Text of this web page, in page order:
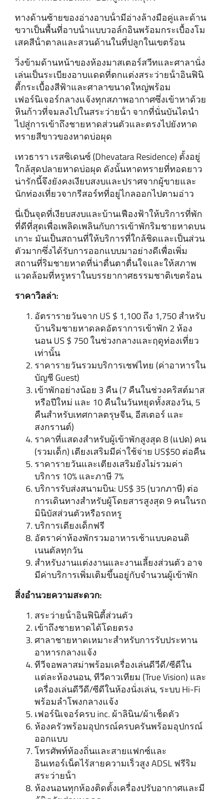
ทางด้านซ้ายของอ่างอาบน้ํามีอ่างล้างมือคู่และด้าน
ขวาเป็นพื้นที่อาบน้ําแบบวอล์กอินพร้อมกระเบื้องโม
เสคสีน้ําตาลและสวนด้านในที่ปลูกในเขตร้อน
วิ่งข้ามด้านหน้าของห้องมาสเตอร์สวีทและศาลานั่ง
เล่นเป็นระเบียงอาบแดดที่ตกแต่งสระว่ายน้ําอินฟินิ
ตี้กระเบื้องสีฟ้าและศาลาขนาดใหญ่พร้อม
เฟอร์นิเจอร์กลางแจ้งทุกสภาพอากาศซึ่งเข้าหาด้วย
หินก้าวที่จมลงไปในสระว่ายน้ํา จากที่นั่นบันไดนํา
ไปสู่การเข้าถึงชายหาดส่วนตัวและตรงไปยังหาด
ทรายสีขาวของหาดบ่อผุด
เทวธารา เรสซิเดนซ์ (Dhevatara Residence) ตั้งอยู่
ใกล้สุดปลายหาดบ่อผุด ดังนั้นหาดทรายที่ทอดยาว
น่ารักนี้จึงยังคงเงียบสงบและปราศจากผู้ขายและ
นักท่องเที่ยวจากรีสอร์ทที่อยู่ไกลออกไปตามอ่าว
นี่เป็นจุดที่เงียบสงบและบ้านเฟืองฟ้าให้บริการที่พัก
ที่ดีที่สุดเพื่อเพลิดเพลินกับการเข้าพักริมชายหาดบน
เกาะ มันเป็นสถานที่ให้บริการที่ใกล้ชิดและเป็นส่วน
ตัวมากซึ่งได้รับการออกแบบมาอย่างดีเพื่อเพิ่ม
สถานที่ริมชายหาดที่น่าตื่นตาตื่นใจและให้สภาพ
แวดล้อมที่หรูหราในบรรยากาศธรรมชาติเขตร้อน
ราคาวิลล่า:
อัตรารายวันจาก US $ 1,100 ถึง 1,750 สําหรับ
บ้านริมชายหาดลดอัตราการเข้าพัก 2 ห้อง
นอน US $ 750 ในช่วงกลางและฤดูท่องเที่ยว
เท่านั้น
ราคารายวันรวมบริการเชฟไทย (ค่าอาหารใน
บัญชี Guest)
เข้าพักอย่างน้อย 3 คืน (7 คืนในช่วงคริสต์มาส
หรือปีใหม่ และ 10 คืนในวันหยุดทั้งสองวัน, 5
คืนสําหรับเทศกาลตรุษจีน, อีสเตอร์ และ
สงกรานต์)
ราคาที่แสดงสําหรับผู้เข้าพักสูงสุด 8 (แปด) คน
(รวมเด็ก) เตียงเสริมมีค่าใช้จ่าย US$50 ต่อคืน
ราคารายวันและเตียงเสริมยังไม่รวมค่า
บริการ 10% และภาษี 7%
บริการรับส่งสนามบิน: US$ 35 (บวกภาษี) ต่อ
การเดินทางสําหรับผู้โดยสารสูงสุด 9 คนในรถ
มินิบัสส่วนตัวหรือรถหรู
บริการเตียงเด็กฟรี
อัตราค่าห้องพักรวมอาหารเช้าแบบคอนติ
เนนตัลทุกวัน
สําหรับงานแต่งงานและงานเลี้ยงส่วนตัว อาจ
มีค่าบริการเพิ่มเติมขึ้นอยู่กับจํานวนผู้เข้าพัก
สิ่งอํานวยความสะดวก:
สระว่ายน้ําอินฟินิตี้ส่วนตัว
เข้าถึงชายหาดได้โดยตรง
ศาลาชายหาดเหมาะสําหรับการรับประทาน
อาหารกลางแจ้ง
ทีวีจอพลาสม่าพร้อมเครื่องเล่นดีวีดี/ซีดีใน
แต่ละห้องนอน, ทีวีดาวเทียม (True Vision) และ
เครื่องเล่นดีวีดี/ซีดีในห้องนั่งเล่น, ระบบ Hi-Fi
พร้อมลําโพงกลางแจ้ง
เฟอร์นิเจอร์ครบ inc. ผ้าลินิน/ผ้าเช็ดตัว
ห้องครัวพร้อมอุปกรณ์ครบครันพร้อมอุปกรณ์
ออกแบบ
โทรศัพท์ท้องถิ่นและสายแฟกซ์และ
อินเทอร์เน็ตไร้สายความเร็วสูง ADSL ฟรีริม
สระว่ายน้ํา
ห้องนอนทุกห้องติดตั้งเครื่องปรับอากาศและมี